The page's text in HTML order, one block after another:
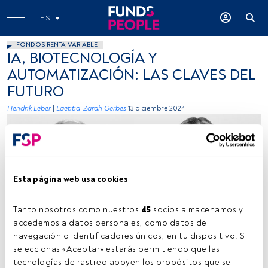
Esta página web usa cookies
Tanto nosotros como nuestros 45 socios almacenamos y
accedemos a datos personales, como datos de
navegación o identificadores únicos, en tu dispositivo. Si
seleccionas «Aceptar» estarás permitiendo que las
tecnologías de rastreo apoyen los propósitos que se
ES
FONDOS RENTA VARIABLE
IA, BIOTECNOLOGÍA Y
AUTOMATIZACIÓN: LAS CLAVES DEL
FUTURO
Hendrik Leber Laetitia-Zarah Gerbes 13 diciembre 2024
Firma: cedidas (Acatis Investments).
Tiempo lectura: 6 min.